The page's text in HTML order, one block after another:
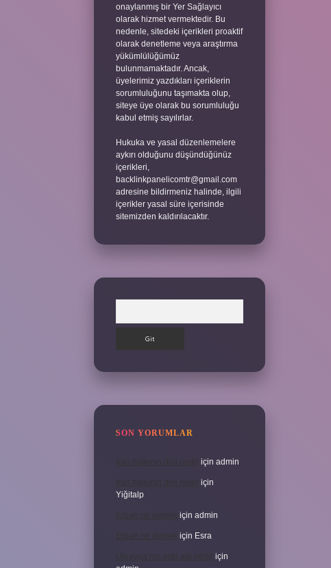
onaylanmış bir Yer Sağlayıcı
olarak hizmet vermektedir. Bu
nedenle, sitedeki içerikleri proaktif
olarak denetleme veya araştırma
yükümlülüğümüz
bulunmamaktadır. Ancak,
üyelerimiz yazdıkları içeriklerin
sorumluluğunu taşımakta olup,
siteye üye olarak bu sorumluluğu
kabul etmiş sayılırlar.
Hukuka ve yasal düzenlemelere
aykırı olduğunu düşündüğünüz
içerikleri,
backlinkpanelicomtr@gmail.com
adresine bildirmeniz halinde, ilgili
içerikler yasal süre içerisinde
sitemizden kaldırılacaktır.
SON YORUMLAR
İran halkının dini nedir için admin
İran halkının dini nedir için
Yiğitalp
Erbah ne demek için admin
Erbah ne demek için Esra
Ukrayna’nın eski adı nedir için